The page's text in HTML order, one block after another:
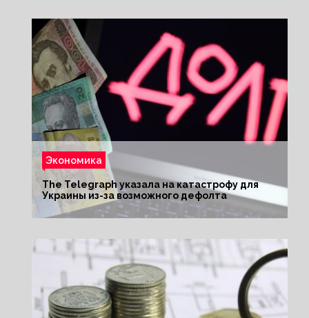
Экономика
The Telegraph указала на катастрофу для
Украины из-за возможного дефолта